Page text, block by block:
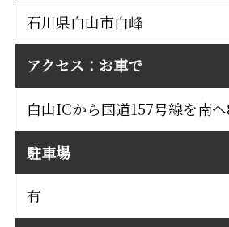
石川県白山市白峰
アクセス：お車で
白山ICから国道157号線を南
駐車場
有